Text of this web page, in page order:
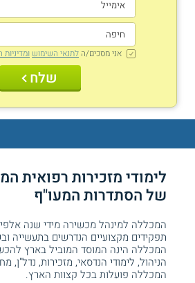
אני מסכים/ה לתנאי השימוש
שלח
לימודי מזכירות רפואית
שלהסתדרות המעו"ף
המכללה למינהל מכשירה מידי שנה אלפי
תפקידים מקצועיים הנדרשים בתעשייה
המכללה הינה המוסד המוביל בארץ
הניהול, לימודי הנדסאי, מזכירות, נדל"ן,
המכללה פועלות בכל קצוות הארץ.